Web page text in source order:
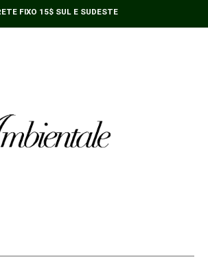
FIXO 15$ SUL E SUDESTE